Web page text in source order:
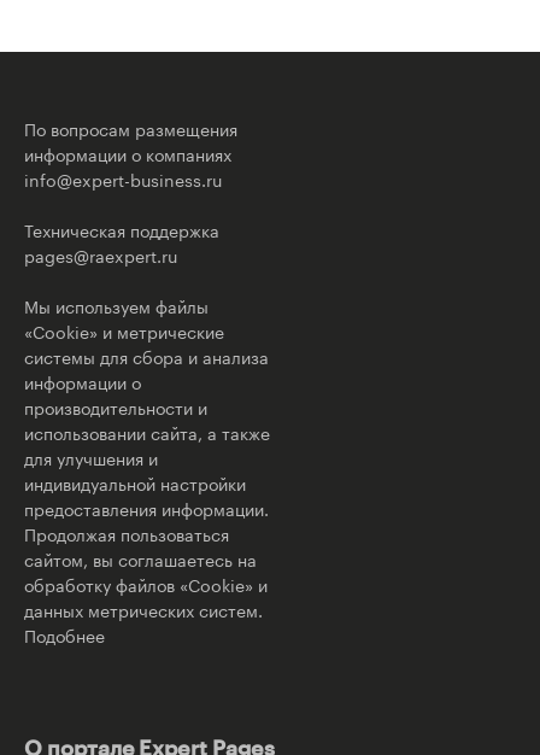
По вопросам размещения
информации о компаниях
info@expert-business.ru
Техническая поддержка
pages@raexpert.ru
Мы используем файлы
«Cookie» и метрические
системы для сбора и анализа
информации о
производительности и
использовании сайта, а также
для улучшения и
индивидуальной настройки
предоставления информации.
Продолжая пользоваться
сайтом, вы соглашаетесь на
обработку файлов «Cookie» и
данных метрических систем.
Подобнее
О портале Expert Pages